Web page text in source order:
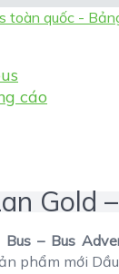
cáo
Gold
– Bus
phẩm mới